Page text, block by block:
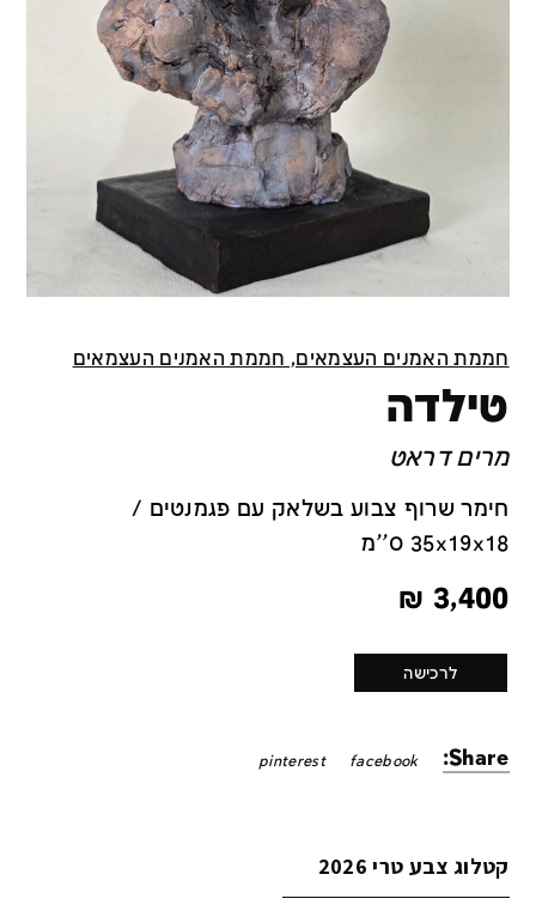
חממת האמנים העצמאים, חממת האמנים העצמאים
טילדה
מרים דראט
חימר שרוף צבוע בשלאק עם פגמנטים /
35x19x18 ס''מ
3,400
₪
לרכישה
Share:
facebook
pinterest
קטלוג צבע טרי 2026